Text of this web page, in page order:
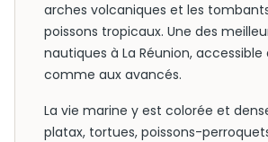
arches volcaniques et les
poissons tropicaux. Une des
nautiques à La Réunion,
comme aux avancés.
La vie marine y est colorée et
platax, tortues, poissons-